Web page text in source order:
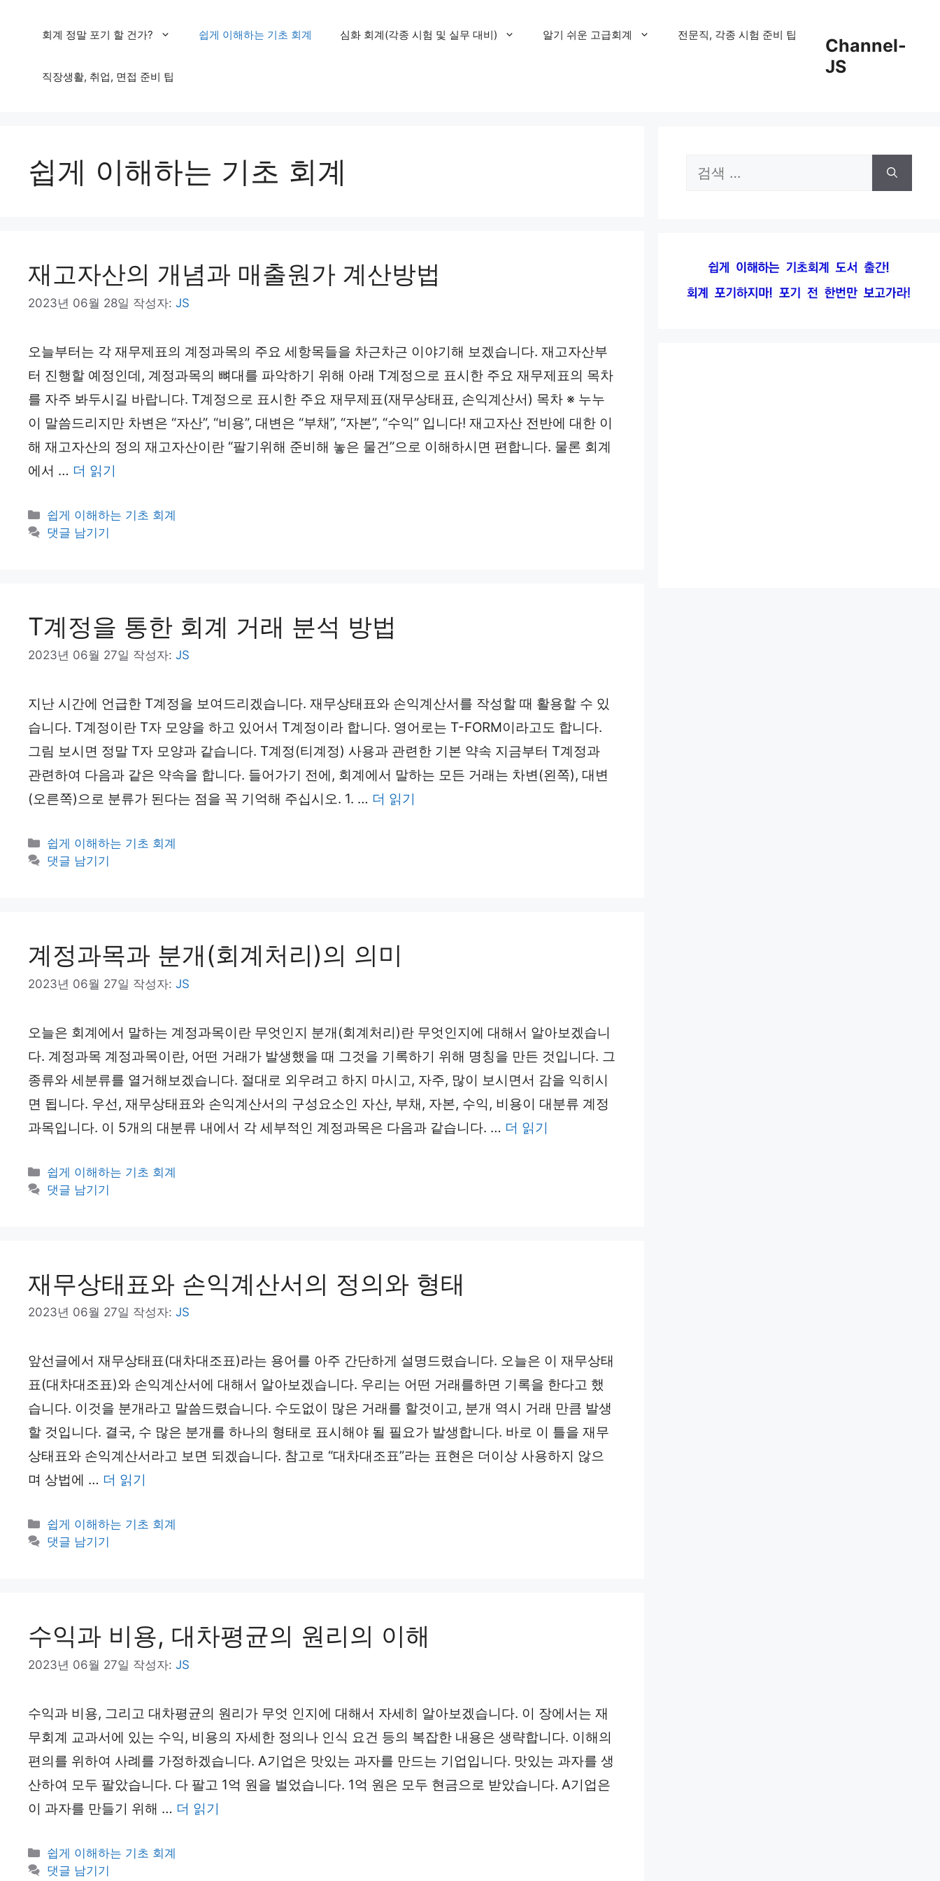
Channel-
JS
회계 정말 포기 할 건가? 쉽게 이해하는 기초 회계 심화 회계(각종 시험 및 실무 대비) 알기 쉬운 고급회계 전문직, 각종 시험 준비 팁
직장생활, 취업, 면접 준비 팁
쉽게 이해하는 기초 회계
재고자산의 개념과 매출원가 계산방법
2023년 06월 28일 작성자: JS
오늘부터는 각 재무제표의 계정과목의 주요 세항목들을 차근차근 이야기해 보겠습니다. 재고자산부
터 진행할 예정인데, 계정과목의 뼈대를 파악하기 위해 아래 T계정으로 표시한 주요 재무제표의 목차
를 자주 봐두시길 바랍니다. T계정으로 표시한 주요 재무제표(재무상태표, 손익계산서) 목차 ※ 누누
이 말씀드리지만 차변은 “자산”, “비용”, 대변은 “부채”, “자본”, “수익” 입니다! 재고자산 전반에 대한 이
해 재고자산의 정의 재고자산이란 “팔기위해 준비해 놓은 물건”으로 이해하시면 편합니다. 물론 회계
에서 … 더 읽기
카
테
쉽게 이해하는 기초 회계
댓글 남기기
T계정을 통한 회계 거래 분석 방법
2023년 06월 27일 작성자: JS
지난 시간에 언급한 T계정을 보여드리겠습니다. 재무상태표와 손익계산서를 작성할 때 활용할 수 있
습니다. T계정이란 T자 모양을 하고 있어서 T계정이라 합니다. 영어로는 T-FORM이라고도 합니다.
그림 보시면 정말 T자 모양과 같습니다. T계정(티계정) 사용과 관련한 기본 약속 지금부터 T계정과
관련하여 다음과 같은 약속을 합니다. 들어가기 전에, 회계에서 말하는 모든 거래는 차변(왼쪽), 대변
(오른쪽)으로 분류가 된다는 점을 꼭 기억해 주십시오. 1. … 더 읽기
카
테
쉽게 이해하는 기초 회계
댓글 남기기
계정과목과 분개(회계처리)의 의미
2023년 06월 27일 작성자: JS
오늘은 회계에서 말하는 계정과목이란 무엇인지 분개(회계처리)란 무엇인지에 대해서 알아보겠습니
다. 계정과목 계정과목이란, 어떤 거래가 발생했을 때 그것을 기록하기 위해 명칭을 만든 것입니다. 그
종류와 세분류를 열거해보겠습니다. 절대로 외우려고 하지 마시고, 자주, 많이 보시면서 감을 익히시
면 됩니다. 우선, 재무상태표와 손익계산서의 구성요소인 자산, 부채, 자본, 수익, 비용이 대분류 계정
과목입니다. 이 5개의 대분류 내에서 각 세부적인 계정과목은 다음과 같습니다. … 더 읽기
카
테
쉽게 이해하는 기초 회계
댓글 남기기
재무상태표와 손익계산서의 정의와 형태
2023년 06월 27일 작성자: JS
앞선글에서 재무상태표(대차대조표)라는 용어를 아주 간단하게 설명드렸습니다. 오늘은 이 재무상태
표(대차대조표)와 손익계산서에 대해서 알아보겠습니다. 우리는 어떤 거래를하면 기록을 한다고 했
습니다. 이것을 분개라고 말씀드렸습니다. 수도없이 많은 거래를 할것이고, 분개 역시 거래 만큼 발생
할 것입니다. 결국, 수 많은 분개를 하나의 형태로 표시해야 될 필요가 발생합니다. 바로 이 틀을 재무
상태표와 손익계산서라고 보면 되겠습니다. 참고로 “대차대조표”라는 표현은 더이상 사용하지 않으
며 상법에 … 더 읽기
카
테
쉽게 이해하는 기초 회계
댓글 남기기
수익과 비용, 대차평균의 원리의 이해
2023년 06월 27일 작성자: JS
수익과 비용, 그리고 대차평균의 원리가 무엇 인지에 대해서 자세히 알아보겠습니다. 이 장에서는 재
무회계 교과서에 있는 수익, 비용의 자세한 정의나 인식 요건 등의 복잡한 내용은 생략합니다. 이해의
편의를 위하여 사례를 가정하겠습니다. A기업은 맛있는 과자를 만드는 기업입니다. 맛있는 과자를 생
산하여 모두 팔았습니다. 다 팔고 1억 원을 벌었습니다. 1억 원은 모두 현금으로 받았습니다. A기업은
이 과자를 만들기 위해 … 더 읽기
카
테
쉽게 이해하는 기초 회계
댓글 남기기
검